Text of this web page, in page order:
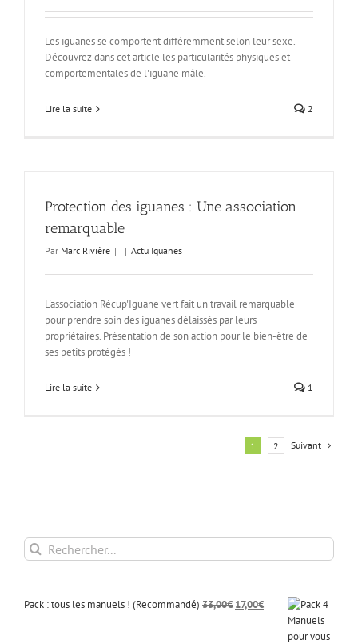
Les iguanes se comportent différemment selon leur sexe.
Découvrez dans cet article les particularités physiques et
comportementales de l'iguane mâle.
Lire la suite 2
Protection des iguanes : Une association
remarquable
Par Marc Rivière | | Actu Iguanes
L'association Récup'Iguane vert fait un travail remarquable
pour prendre soin des iguanes délaissés par leurs
propriétaires. Présentation de son action pour le bien-être de
ses petits protégés !
Lire la suite 1
1 2 Suivant
Rechercher:
Pack : tous les manuels ! (Recommandé) 33,00€ Le
17,00€Le
actuel